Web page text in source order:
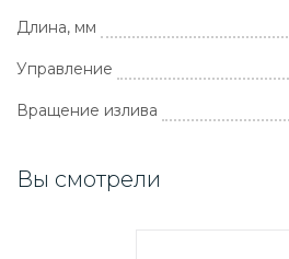
Длина, мм
Управление
Вращение излива
Вы смотрели